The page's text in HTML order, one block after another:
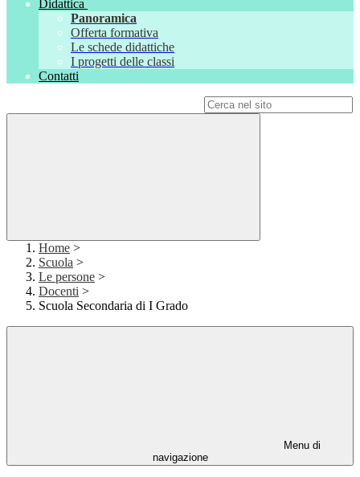
Didattica
Panoramica
Offerta formativa
Le schede didattiche
I progetti delle classi
Contatti
Home >
Scuola >
Le persone >
Docenti >
Scuola Secondaria di I Grado
Menu di
navigazione